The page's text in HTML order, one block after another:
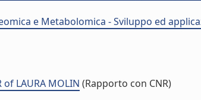
e Metabolomica - Sviluppo ed
LAURA MOLIN (Rapporto con CNR)